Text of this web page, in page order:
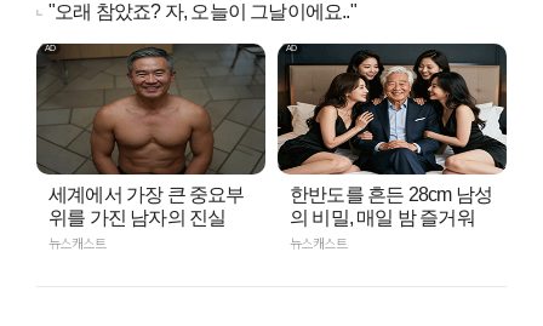
"오래 참았죠? 자, 오늘이 그날이에요.."
세계에서 가장 큰 중요부
위를 가진 남자의 진실
뉴스캐스트
한반도를 흔든 28cm 남성
의 비밀, 매일 밤 즐거워
뉴스캐스트